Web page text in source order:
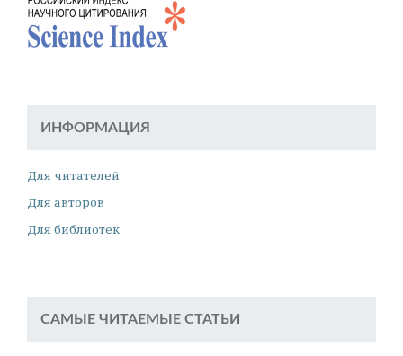
ИНФОРМАЦИЯ
Для читателей
Для авторов
Для библиотек
САМЫЕ ЧИТАЕМЫЕ СТАТЬИ